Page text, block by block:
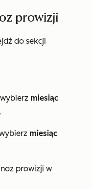
prowizji
do sekcji
miesiąc
miesiąc
prowizji w